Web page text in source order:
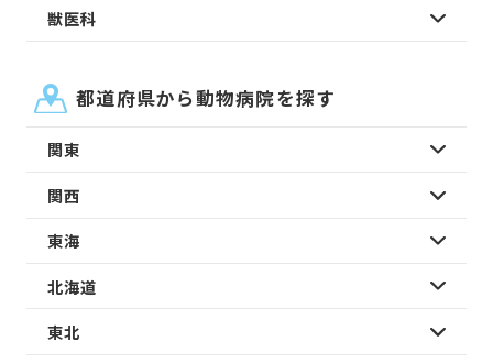
獣医科
都道府県から動物病院を探す
関東
関西
東海
北海道
東北